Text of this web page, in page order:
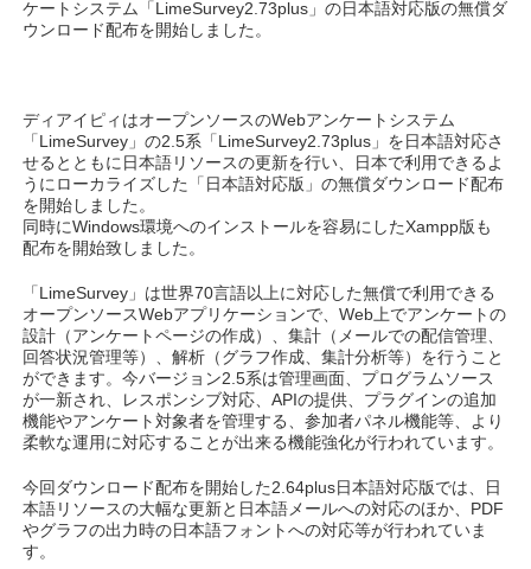
ケートシステム「LimeSurvey2.73plus」の日本語対応版の無償ダ
ウンロード配布を開始しました。
ディアイピィはオープンソースのWebアンケートシステム
「LimeSurvey」の2.5系「LimeSurvey2.73plus」を日本語対応さ
せるとともに日本語リソースの更新を行い、日本で利用できるよ
うにローカライズした「日本語対応版」の無償ダウンロード配布
を開始しました。
同時にWindows環境へのインストールを容易にしたXampp版も
配布を開始致しました。
「LimeSurvey」は世界70言語以上に対応した無償で利用できる
オープンソースWebアプリケーションで、Web上でアンケートの
設計（アンケートページの作成）、集計（メールでの配信管理、
回答状況管理等）、解析（グラフ作成、集計分析等）を行うこと
ができます。今バージョン2.5系は管理画面、プログラムソース
が一新され、レスポンシブ対応、APIの提供、プラグインの追加
機能やアンケート対象者を管理する、参加者パネル機能等、より
柔軟な運用に対応することが出来る機能強化が行われています。
今回ダウンロード配布を開始した2.64plus日本語対応版では、日
本語リソースの大幅な更新と日本語メールへの対応のほか、PDF
やグラフの出力時の日本語フォントへの対応等が行われていま
す。